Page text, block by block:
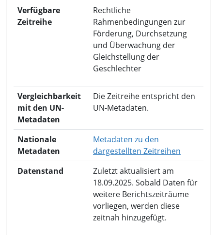
Verfügbare
Zeitreihe
Rechtliche
Rahmenbedingungen zur
Förderung, Durchsetzung
und Überwachung der
Gleichstellung der
Geschlechter
Vergleichbarkeit
mit den UN-
Metadaten
Die Zeitreihe entspricht den
UN-Metadaten.
Nationale
Metadaten
Metadaten zu den
dargestellten Zeitreihen
Datenstand
Zuletzt aktualisiert am
18.09.2025. Sobald Daten für
weitere Berichtszeiträume
vorliegen, werden diese
zeitnah hinzugefügt.